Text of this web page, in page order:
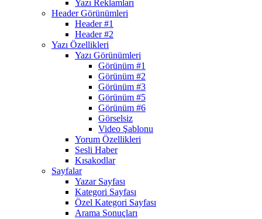
Yazı Reklamları
Header Görünümleri
Header #1
Header #2
Yazı Özellikleri
Yazı Görünümleri
Görünüm #1
Görünüm #2
Görünüm #3
Görünüm #5
Görünüm #6
Görselsiz
Video Şablonu
Yorum Özellikleri
Sesli Haber
Kısakodlar
Sayfalar
Yazar Sayfası
Kategori Sayfası
Özel Kategori Sayfası
Arama Sonuçları